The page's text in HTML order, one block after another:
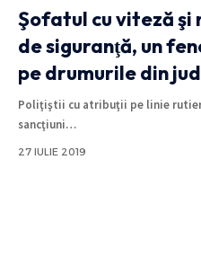
Şofatul cu viteză
de siguranţă, un
pe drumurile din
Poliţiştii cu atribuţii pe linie
sancţiuni…
27 IULIE 2019